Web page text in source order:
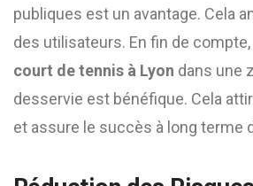
publiques est un avantage. Cela
des utilisateurs. En fin de compte,
court de tennis à Lyon dans une
desservie est bénéfique. Cela
et assure le succès à long terme